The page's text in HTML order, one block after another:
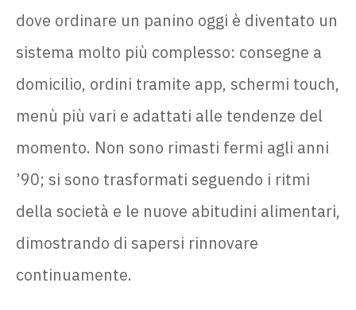
dove ordinare un panino oggi è diventato un
sistema molto più complesso: consegne a
domicilio, ordini tramite app, schermi touch,
menù più vari e adattati alle tendenze del
momento. Non sono rimasti fermi agli anni
’90; si sono trasformati seguendo i ritmi
della società e le nuove abitudini alimentari,
dimostrando di sapersi rinnovare
continuamente.